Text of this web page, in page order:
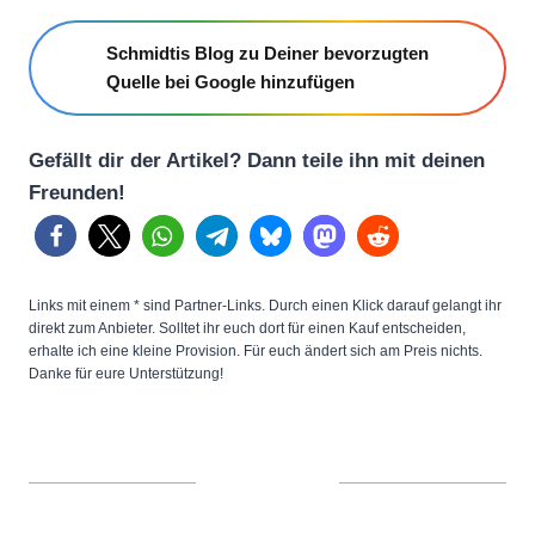
Schmidtis Blog zu Deiner bevorzugten
Quelle bei Google hinzufügen
Gefällt dir der Artikel? Dann teile ihn mit deinen
Freunden!
Links mit einem * sind Partner-Links. Durch einen Klick darauf gelangt ihr
direkt zum Anbieter. Solltet ihr euch dort für einen Kauf entscheiden,
erhalte ich eine kleine Provision. Für euch ändert sich am Preis nichts.
Danke für eure Unterstützung!